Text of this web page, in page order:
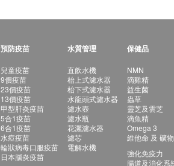
預防疫苗
兒童疫苗
9價疫苗
23價疫苗
13價疫苗
甲型肝炎疫苗
5合1疫苗
6合1疫苗
水痘疫苗
輪狀病毒口服疫苗
日本腦炎疫苗
水質管理
直飲水機
枱上式濾水器
枱下式濾水器
水龍頭式濾水器
濾水壺
濾水瓶
花灑濾水器
濾芯
電解水機
保健品
NMN
滴雞精
益生菌
蟲草
靈芝及雲芝
滴魚精
Omega 3
維他命 及 礦
強化免疫力
腸道及消化系